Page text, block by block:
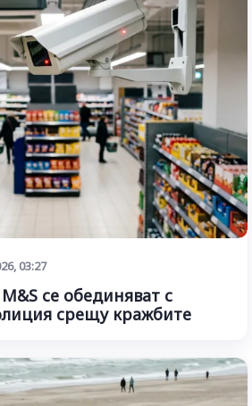
03:27
се обединяват с
срещу кражбите